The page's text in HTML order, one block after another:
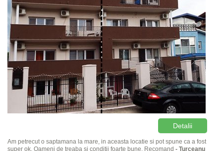
Detalii
Am petrecut o saptamana la mare, in aceasta locatie si pot spune ca a fost
super ok. Oameni de treaba si conditii foarte bune. Recomand - Turceanu